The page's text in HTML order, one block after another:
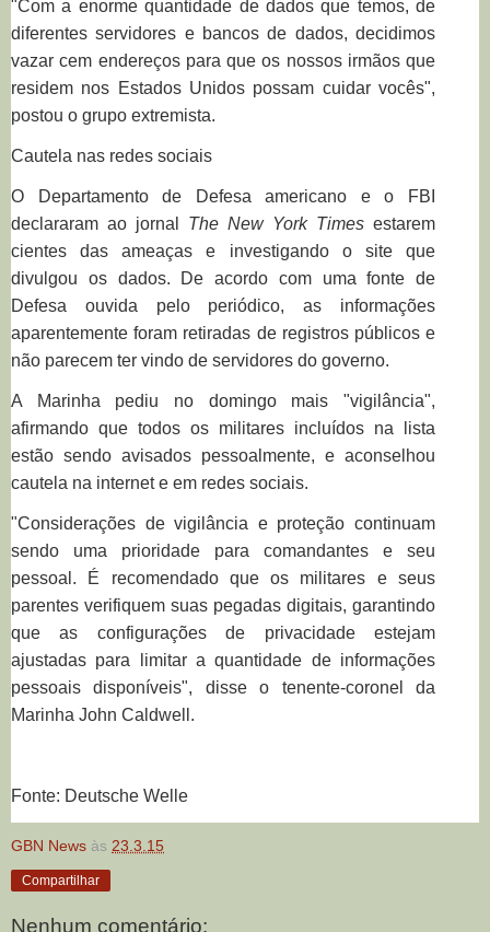
"Com a enorme quantidade de dados que temos, de
diferentes servidores e bancos de dados, decidimos
vazar cem endereços para que os nossos irmãos que
residem nos Estados Unidos possam cuidar vocês",
postou o grupo extremista.
Cautela nas redes sociais
O Departamento de Defesa americano e o FBI
declararam ao jornal The New York Times estarem
cientes das ameaças e investigando o site que
divulgou os dados. De acordo com uma fonte de
Defesa ouvida pelo periódico, as informações
aparentemente foram retiradas de registros públicos e
não parecem ter vindo de servidores do governo.
A Marinha pediu no domingo mais "vigilância",
afirmando que todos os militares incluídos na lista
estão sendo avisados pessoalmente, e aconselhou
cautela na internet e em redes sociais.
"Considerações de vigilância e proteção continuam
sendo uma prioridade para comandantes e seu
pessoal. É recomendado que os militares e seus
parentes verifiquem suas pegadas digitais, garantindo
que as configurações de privacidade estejam
ajustadas para limitar a quantidade de informações
pessoais disponíveis", disse o tenente-coronel da
Marinha John Caldwell.
Fonte: Deutsche Welle
GBN News às 23.3.15
Compartilhar
Nenhum comentário: